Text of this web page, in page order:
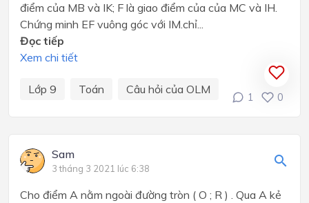
điểm của MB và IK; F là giao điểm của của MC và IH.
Chứng minh EF vuông góc với IM.chỉ...
Đọc tiếp
Xem chi tiết
Lớp 9 Toán Câu hỏi của OLM
1 0
Sam
3 tháng 3 2021 lúc 6:38
Cho điểm A nằm ngoài đường tròn ( O ; R ) . Qua A kẻ